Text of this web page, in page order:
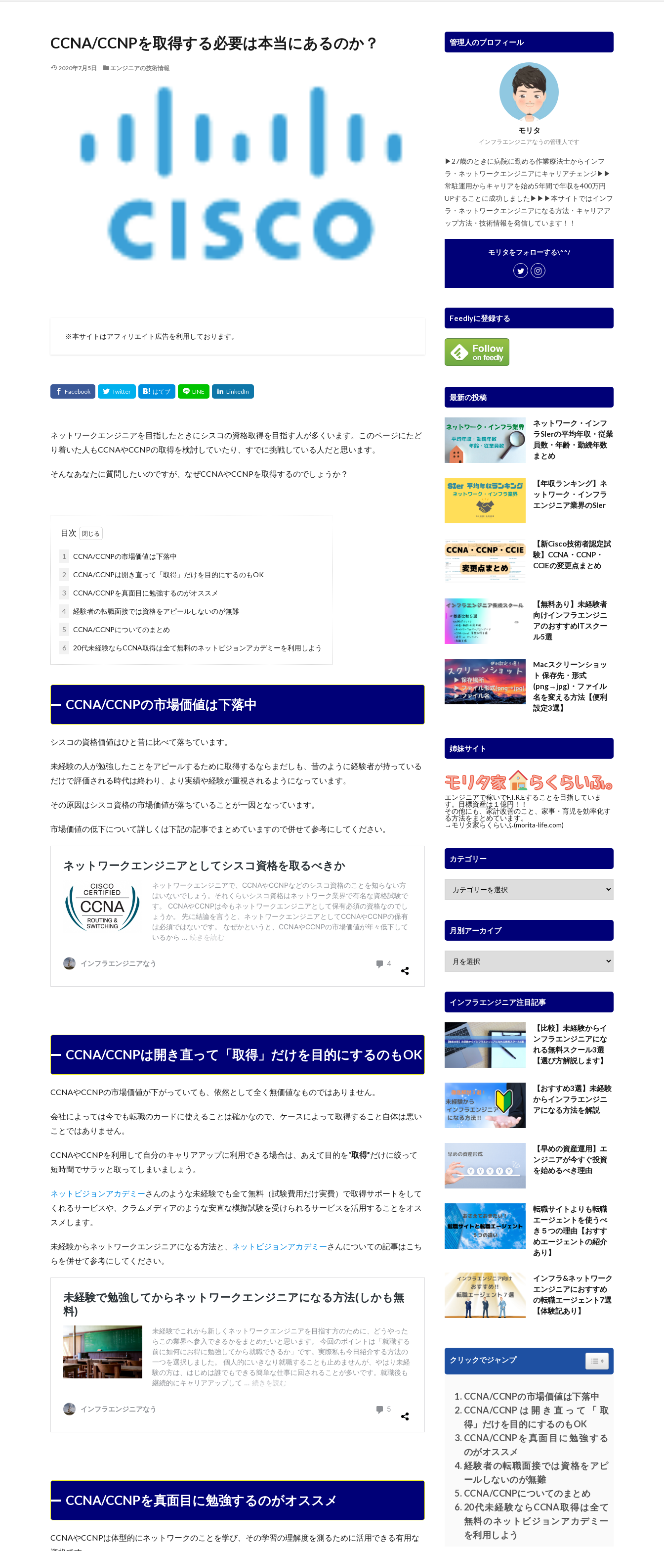
CCNA/CCNPを取得する必要は本当にあるのか？
2020年7月5日 エンジニアの技術情報
※本サイトはアフィリエイト広告を利用しております。
ネットワークエンジニアを目指したときにシスコの資格取得を目指す人が多くいます。このページにたど
り着いた人もCCNAやCCNPの取得を検討していたり、すでに挑戦している人だと思います。
そんなあなたに質問したいのですが、なぜCCNAやCCNPを取得するのでしょうか？
目次
1 CCNA/CCNPの市場価値は下落中
2 CCNA/CCNPは開き直って「取得」だけを目的にするのもOK
3 CCNA/CCNPを真面目に勉強するのがオススメ
4 経験者の転職面接では資格をアピールしないのが無難
5 CCNA/CCNPについてのまとめ
6 20代未経験ならCCNA取得は全て無料のネットビジョンアカデミーを利用しよう
CCNA/CCNPの市場価値は下落中
シスコの資格価値はひと昔に比べて落ちています。
未経験の人が勉強したことをアピールするために取得するならまだしも、昔のように経験者が持っている
だけで評価される時代は終わり、より実績や経験が重視されるようになっています。
その原因はシスコ資格の市場価値が落ちていることが一因となっています。
市場価値の低下について詳しくは下記の記事でまとめていますので併せて参考にしてください。
CCNA/CCNPは開き直って「取得」だけを目的にするのもOK
CCNAやCCNPの市場価値が下がっていても、依然として全く無価値なものではありません。
会社によっては今でも転職のカードに使えることは確かなので、ケースによって取得すること自体は悪い
ことではありません。
CCNAやCCNPを利用して自分のキャリアアップに利用できる場合は、あえて目的を”取得”だけに絞って
短時間でサラッと取ってしまいましょう。
ネットビジョンアカデミーさんのような未経験でも全て無料（試験費用だけ実費）で取得サポートをして
くれるサービスや、クラムメディアのような安直な模擬試験を受けられるサービスを活用することをオス
スメします。
未経験からネットワークエンジニアになる方法と、 ネットビジョンアカデミーさんについての記事はこち
らを併せて参考にしてください。
CCNA/CCNPを真面目に勉強するのがオススメ
CCNAやCCNPは体型的にネットワークのことを学び、その学習の理解度を測るために活用できる有用な
管理人のプロフィール
モリタ
インフラエンジニアなうの管理人です
▶︎27歳のときに病院に勤める作業療法士からインフ
ラ・ネットワークエンジニアにキャリアチェンジ▶︎▶︎
常駐運用からキャリアを始め5年間で年収を400万円
UPすることに成功しました▶︎▶︎▶︎本サイトではインフ
ラ・ネットワークエンジニアになる方法・キャリアア
ップ方法・技術情報を発信しています！！
モリタをフォローする\^^/
Feedlyに登録する
最新の投稿
ネットワーク・インフ
ラSIerの平均年収・従業
員数・年齢・勤続年数
まとめ
【年収ランキング】ネ
ットワーク・インフラ
エンジニア業界のSIer
【新Cisco技術者認定試
験】CCNA・CCNP・
CCIEの変更点まとめ
【無料あり】未経験者
向けインフラエンジニ
アのおすすめITスクー
ル5選
Macスクリーンショッ
ト 保存先・形式
(png→jpg)・ファイル
名を変える方法【便利
設定3選】
姉妹サイト
エンジニアで稼いでF.I.R.Eすることを目指していま
す。目標資産は１億円！！
その他にも、家計改善のこと、家事・育児を効率化す
る方法をまとめています。
→モリタ家らくらいふ(morita-life.com)
カテゴリー
月別アーカイブ
インフラエンジニア注目記事
【比較】未経験からイ
ンフラエンジニアにな
れる無料スクール3選
【選び方解説します】
【おすすめ3選】未経験
からインフラエンジニ
アになる方法を解説
【早めの資産運用】エ
ンジニアが今すぐ投資
を始めるべき理由
転職サイトよりも転職
エージェントを使うべ
き５つの理由【おすす
めエージェントの紹介
あり】
インフラ&ネットワーク
エンジニアにおすすめ
の転職エージェント7選
【体験記あり】
クリックでジャンプ Toggle Table of Content
CCNA/CCNPの市場価値は下落中
CCNA/CCNPは開き直って「取
得」だけを目的にするのもOK
CCNA/CCNPを真面目に勉強する
のがオススメ
経験者の転職面接では資格をアピ
ールしないのが無難
CCNA/CCNPについてのまとめ
20代未経験ならCCNA取得は全て
無料のネットビジョンアカデミー
を利用しよう